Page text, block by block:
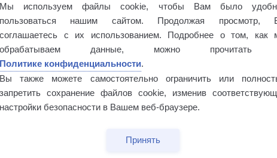
Мы используем файлы cookie, чтобы Вам было
пользоваться нашим сайтом. Продолжая просмотр,
соглашаетесь с их использованием. Подробнее о том, как
обрабатываем данные, можно прочитать
Политике конфиденциальности.
Вы также можете самостоятельно ограничить или
запретить сохранение файлов cookie, изменив
настройки безопасности в Вашем веб-браузере.
Принять